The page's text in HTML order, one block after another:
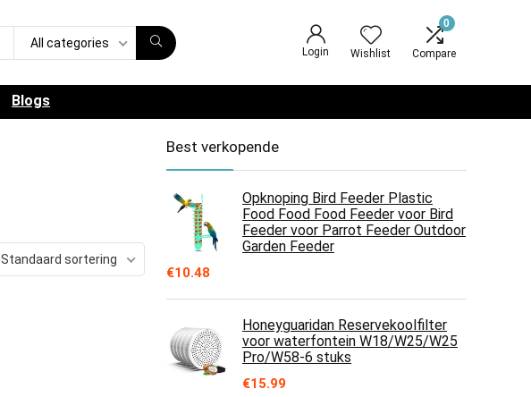
All categories
Login Wishlist
0
Compare
Blogs
Standaard sortering
Best verkopende
Opknoping Bird Feeder Plastic
Food Food Food Feeder voor Bird
Feeder voor Parrot Feeder Outdoor
Garden Feeder
€10.48
Honeyguaridan Reservekoolfilter
voor waterfontein W18/W25/W25
Pro/W58-6 stuks
€15.99